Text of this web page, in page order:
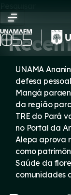
content
Pesquisar
UNAMA
defesa
Mangá
da região
TRE do Pará
no Portal da
Alepa aprova
como
Saúde da
comunidades